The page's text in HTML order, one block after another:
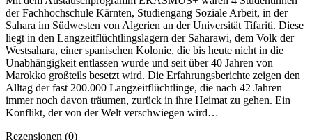
der Fachhochschule Kärnten, Studiengang Soziale Arbeit, in der
Sahara im Südwesten von Algerien an der Universität Tifariti. Diese
liegt in den Langzeitflüchtlingslagern der Saharawi, dem Volk der
Westsahara, einer spanischen Kolonie, die bis heute nicht in die
Unabhängigkeit entlassen wurde und seit über 40 Jahren von
Marokko großteils besetzt wird. Die Erfahrungsberichte zeigen den
Alltag der fast 200.000 Langzeitflüchtlinge, die nach 42 Jahren
immer noch davon träumen, zurück in ihre Heimat zu gehen. Ein
Konflikt, der von der Welt verschwiegen wird…
Rezensionen (0)